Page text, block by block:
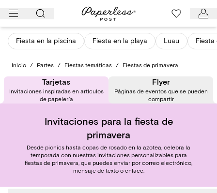
Ir
contenido
Fiesta en la piscina Fiesta en la playa Luau Fiesta
Inicio / Partes / Fiestas temáticas / Fiestas de primavera
Tarjetas
Invitaciones inspiradas en artículos
de papelería
Flyer
Páginas de eventos que se pueden
compartir
Invitaciones para la fiesta de
primavera
Desde picnics hasta copas de rosado en la azotea, celebra la
temporada con nuestras invitaciones personalizables para
fiestas de primavera, que puedes enviar por correo electrónico,
mensaje de texto o enlace.